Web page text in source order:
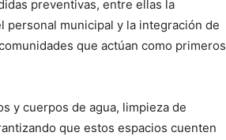
preventivas, entre ellas la
personal municipal y la integración de
que actúan como primeros
y cuerpos de agua, limpieza de
que estos espacios cuenten